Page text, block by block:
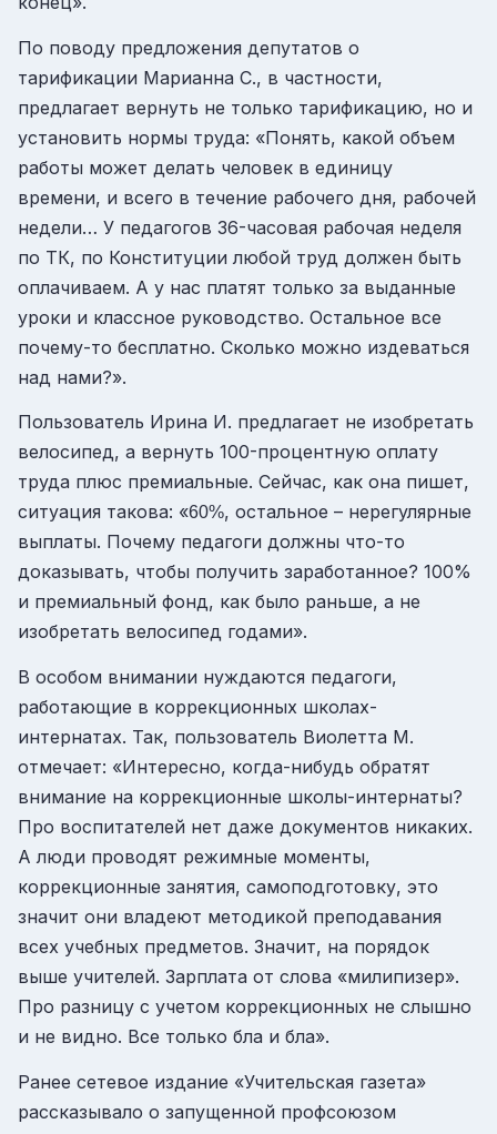
По поводу предложения депутатов о
тарификации Марианна С., в частности,
предлагает вернуть не только тарификацию, но и
установить нормы труда: «Понять, какой объем
работы может делать человек в единицу
времени, и всего в течение рабочего дня, рабочей
недели… У педагогов 36-часовая рабочая неделя
по ТК, по Конституции любой труд должен быть
оплачиваем. А у нас платят только за выданные
уроки и классное руководство. Остальное все
почему-то бесплатно. Сколько можно издеваться
над нами?».
Пользователь Ирина И. предлагает не изобретать
велосипед, а вернуть 100-процентную оплату
труда плюс премиальные. Сейчас, как она пишет,
ситуация такова: «60%, остальное – нерегулярные
выплаты. Почему педагоги должны что-то
доказывать, чтобы получить заработанное? 100%
и премиальный фонд, как было раньше, а не
изобретать велосипед годами».
В особом внимании нуждаются педагоги,
работающие в коррекционных школах-
интернатах. Так, пользователь Виолетта М.
отмечает: «Интересно, когда-нибудь обратят
внимание на коррекционные школы-интернаты?
Про воспитателей нет даже документов никаких.
А люди проводят режимные моменты,
коррекционные занятия, самоподготовку, это
значит они владеют методикой преподавания
всех учебных предметов. Значит, на порядок
выше учителей. Зарплата от слова «милипизер».
Про разницу с учетом коррекционных не слышно
и не видно. Все только бла и бла».
Ранее сетевое издание «Учительская газета»
рассказывало о запущенной профсоюзом